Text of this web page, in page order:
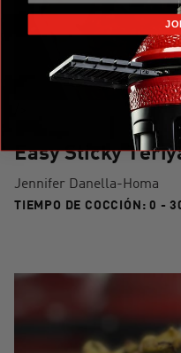
Easy Sticky
Jennifer Danella-Homa
TIEMPO DE COCCIÓN:0 -